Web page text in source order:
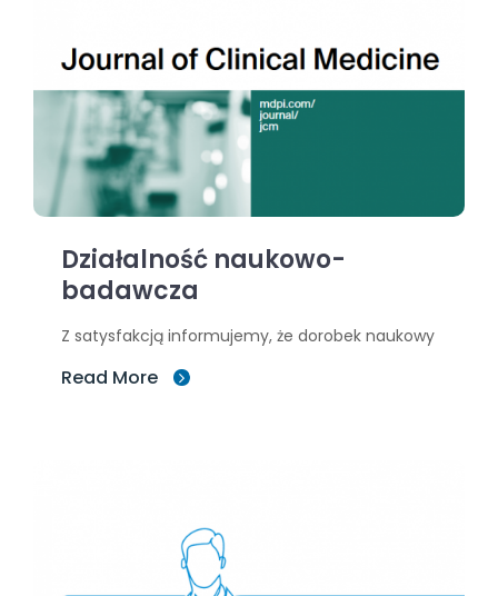
Działalność naukowo-
badawcza
Z satysfakcją informujemy, że dorobek naukowy
Read More